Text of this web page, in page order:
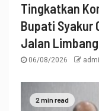
Tingkatkan
Bupati Syakur
Jalan
06/08/2026
2 min read